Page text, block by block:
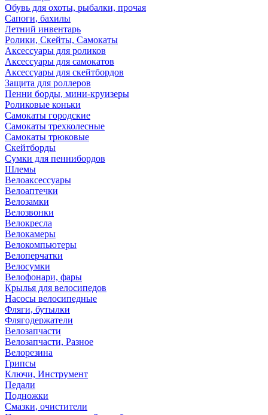
Обувь для охоты, рыбалки, прочая
Сапоги, бахилы
Летний инвентарь
Ролики, Скейты, Самокаты
Аксессуары для роликов
Аксессуары для самокатов
Аксессуары для скейтбордов
Защита для роллеров
Пенни борды, мини-круизеры
Роликовые коньки
Самокаты городские
Самокаты трехколесные
Самокаты трюковые
Скейтборды
Сумки для пеннибордов
Шлемы
Велоаксессуары
Велоаптечки
Велозамки
Велозвонки
Велокресла
Велокамеры
Велокомпьютеры
Велоперчатки
Велосумки
Велофонари, фары
Крылья для велосипедов
Насосы велосипедные
Фляги, бутылки
Флягодержатели
Велозапчасти
Велозапчасти, Разное
Велорезина
Грипсы
Ключи, Инструмент
Педали
Подножки
Смазки, очистители